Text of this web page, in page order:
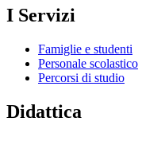
I Servizi
Famiglie e studenti
Personale scolastico
Percorsi di studio
Didattica